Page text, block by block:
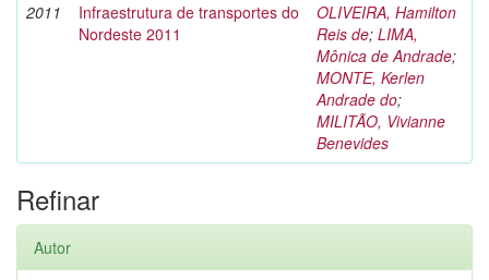
2011
Infraestrutura de transportes do
Nordeste 2011
OLIVEIRA, Hamilton
Reis de; LIMA,
Mônica de Andrade;
MONTE, Kerlen
Andrade do;
MILITÃO, Vivianne
Benevides
Refinar
Autor